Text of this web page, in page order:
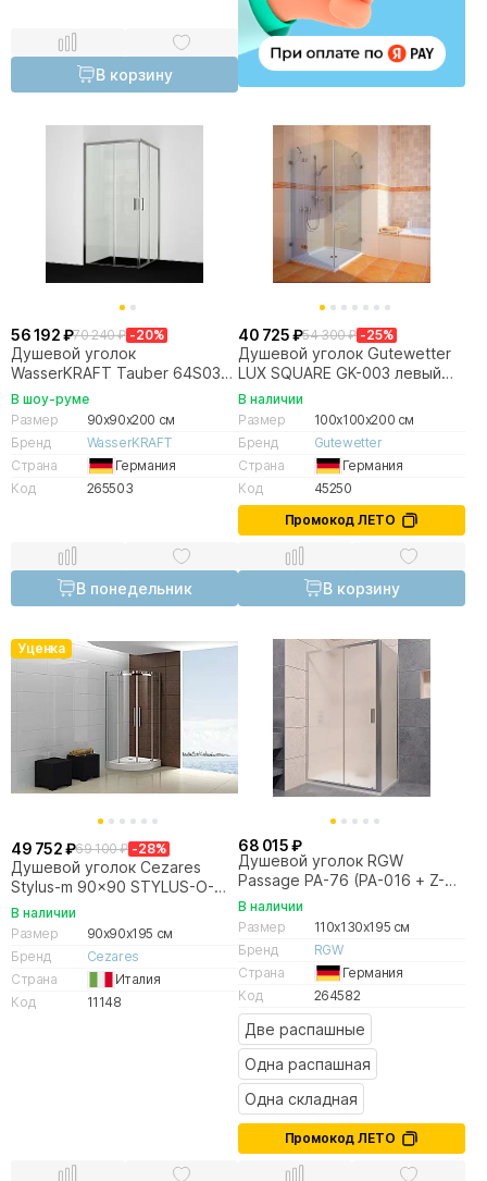
В корзину
56 192 ₽70 240 ₽ -20%
Душевой уголок
WasserKRAFT Tauber 64S03
90х90 стекло прозрачное/
профиль никель
В шоу-руме
Размер
90x90x200 см
Бренд
WasserKRAFT
Страна
Германия
Код
265503
В понедельник
40 725 ₽54 300 ₽ -25%
Душевой уголок Gutewetter
LUX SQUARE GK-003 левый
100
В наличии
Размер
100x100x200 см
Бренд
Gutewetter
Страна
Германия
Код
45250
Промокод ЛЕТО
В корзину
Уценка
49 752 ₽69 100 ₽ -28%
Душевой уголок Cezares
Stylus-m 90x90 STYLUS-O-M-
R-2-90-C-Cr стекло
прозрачное/профиль хром
В наличии
Размер
90x90x195 см
Бренд
Cezares
Страна
Италия
Код
11148
68 015 ₽
Душевой уголок RGW
Passage PA-76 (PA-016 + Z-
050-2) 130x110 стекло
матовое песоструй/профиль
В наличии
Размер
110x130x195 см
Бренд
RGW
Страна
Германия
Код
264582
Две распашные
Одна распашная
Одна складная
Промокод ЛЕТО